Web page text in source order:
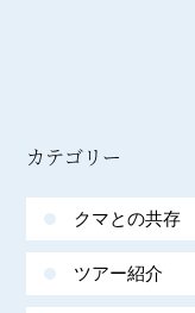
カテゴリー
クマとの共存
ツアー紹介